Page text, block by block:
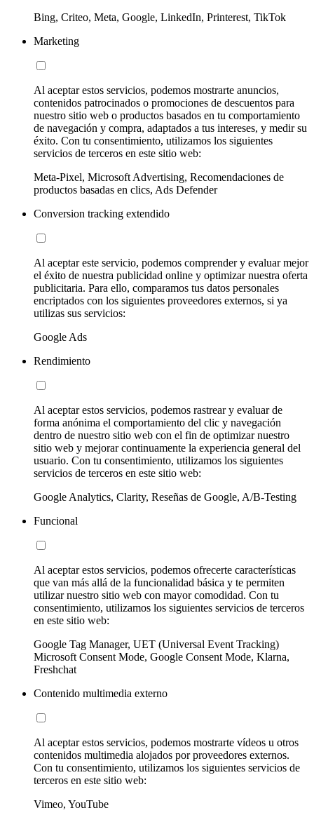
Bing, Criteo, Meta, Google, LinkedIn, Printerest, TikTok
Marketing
Al aceptar estos servicios, podemos mostrarte anuncios,
contenidos patrocinados o promociones de descuentos para
nuestro sitio web o productos basados en tu comportamiento
de navegación y compra, adaptados a tus intereses, y medir su
éxito. Con tu consentimiento, utilizamos los siguientes
servicios de terceros en este sitio web:
Meta-Pixel, Microsoft Advertising, Recomendaciones de
productos basadas en clics, Ads Defender
Conversion tracking extendido
Al aceptar este servicio, podemos comprender y evaluar mejor
el éxito de nuestra publicidad online y optimizar nuestra oferta
publicitaria. Para ello, comparamos tus datos personales
encriptados con los siguientes proveedores externos, si ya
utilizas sus servicios:
Google Ads
Rendimiento
Al aceptar estos servicios, podemos rastrear y evaluar de
forma anónima el comportamiento del clic y navegación
dentro de nuestro sitio web con el fin de optimizar nuestro
sitio web y mejorar continuamente la experiencia general del
usuario. Con tu consentimiento, utilizamos los siguientes
servicios de terceros en este sitio web:
Google Analytics, Clarity, Reseñas de Google, A/B-Testing
Funcional
Al aceptar estos servicios, podemos ofrecerte características
que van más allá de la funcionalidad básica y te permiten
utilizar nuestro sitio web con mayor comodidad. Con tu
consentimiento, utilizamos los siguientes servicios de terceros
en este sitio web:
Google Tag Manager, UET (Universal Event Tracking)
Microsoft Consent Mode, Google Consent Mode, Klarna,
Freshchat
Contenido multimedia externo
Al aceptar estos servicios, podemos mostrarte vídeos u otros
contenidos multimedia alojados por proveedores externos.
Con tu consentimiento, utilizamos los siguientes servicios de
terceros en este sitio web:
Vimeo, YouTube